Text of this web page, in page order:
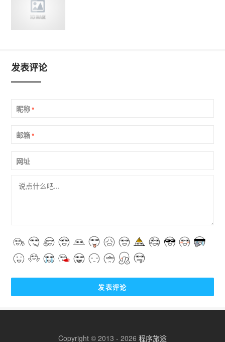
发表评论
昵称*
邮箱*
网址
Copyright © 2013 - 2026 程序旅途